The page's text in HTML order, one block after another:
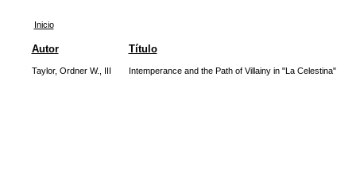
Inicio
Autor Título
Taylor, Ordner W., III Intemperance and the Path of Villainy in "La Celestina"